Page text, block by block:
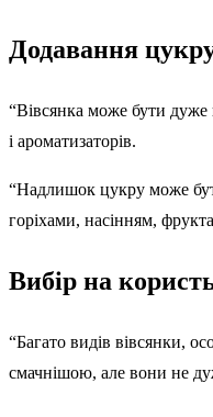
Додавання
“Вівсянка може бути дуже
і ароматизаторів.
“Надлишок цукру може
горіхами, насінням,
Вибір на
“Багато видів вівсянки,
смачнішою, але вони не